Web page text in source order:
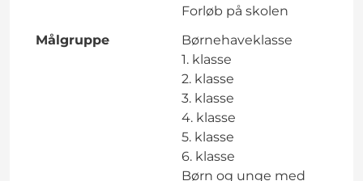
Forløb på skolen
Målgruppe
Børnehaveklasse
1. klasse
2. klasse
3. klasse
4. klasse
5. klasse
6. klasse
Børn og unge med